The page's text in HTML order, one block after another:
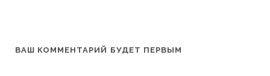
ВАШ КОММЕНТАРИЙ БУДЕТ ПЕРВЫМ